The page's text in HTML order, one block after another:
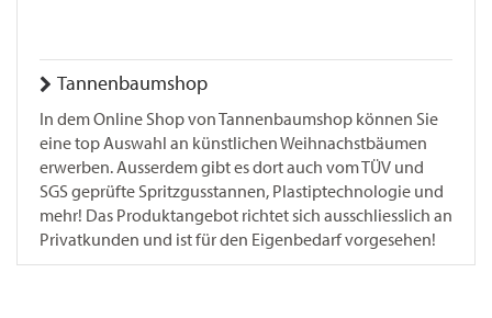
Tannenbaumshop
In dem Online Shop von Tannenbaumshop können Sie
eine top Auswahl an künstlichen Weihnachstbäumen
erwerben. Ausserdem gibt es dort auch vom TÜV und
SGS geprüfte Spritzgusstannen, Plastiptechnologie und
mehr! Das Produktangebot richtet sich ausschliesslich an
Privatkunden und ist für den Eigenbedarf vorgesehen!